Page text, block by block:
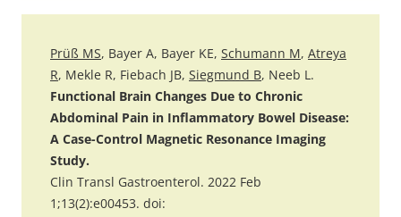
Prüß MS, Bayer A, Bayer KE, Schumann M, Atreya
R, Mekle R, Fiebach JB, Siegmund B, Neeb L.
Functional Brain Changes Due to Chronic
Abdominal Pain in Inflammatory Bowel Disease:
A Case-Control Magnetic Resonance Imaging
Study.
Clin Transl Gastroenterol. 2022 Feb
1;13(2):e00453. doi: